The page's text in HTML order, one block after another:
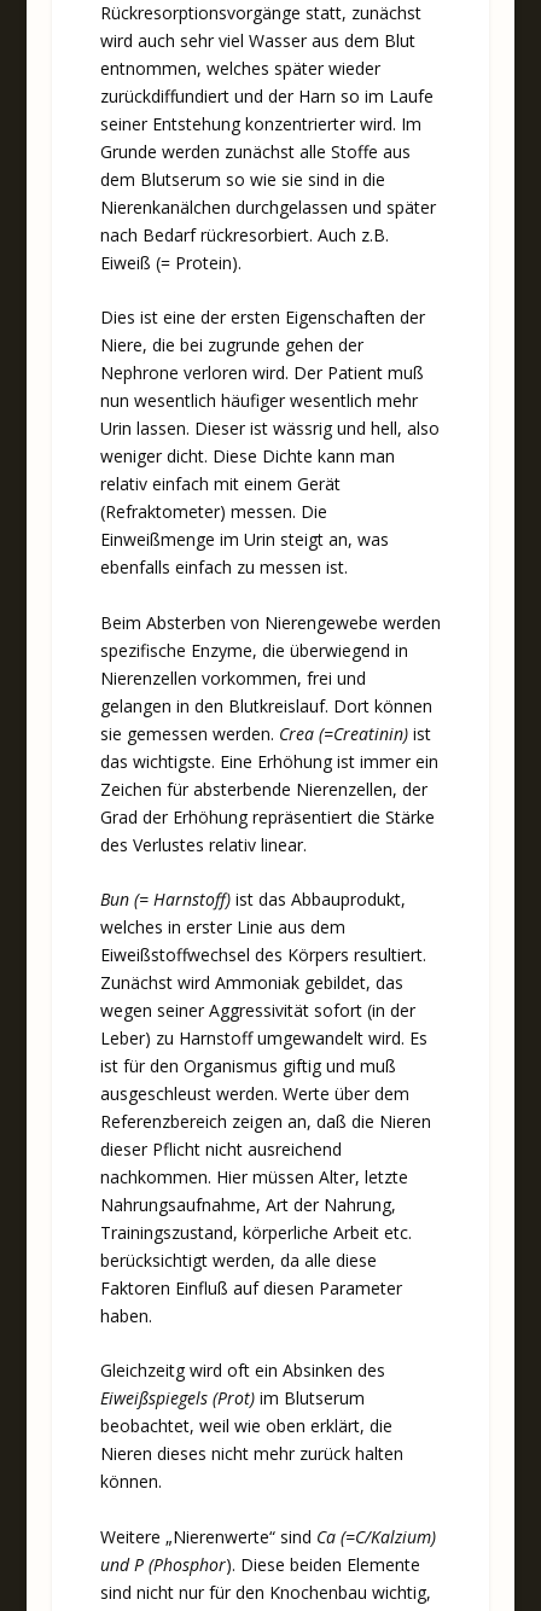
Rückresorptionsvorgänge statt, zunächst
wird auch sehr viel Wasser aus dem Blut
entnommen, welches später wieder
zurückdiffundiert und der Harn so im Laufe
seiner Entstehung konzentrierter wird. Im
Grunde werden zunächst alle Stoffe aus
dem Blutserum so wie sie sind in die
Nierenkanälchen durchgelassen und später
nach Bedarf rückresorbiert. Auch z.B.
Eiweiß (= Protein).
Dies ist eine der ersten Eigenschaften der
Niere, die bei zugrunde gehen der
Nephrone verloren wird. Der Patient muß
nun wesentlich häufiger wesentlich mehr
Urin lassen. Dieser ist wässrig und hell, also
weniger dicht. Diese Dichte kann man
relativ einfach mit einem Gerät
(Refraktometer) messen. Die
Einweißmenge im Urin steigt an, was
ebenfalls einfach zu messen ist.
Beim Absterben von Nierengewebe werden
spezifische Enzyme, die überwiegend in
Nierenzellen vorkommen, frei und
gelangen in den Blutkreislauf. Dort können
sie gemessen werden. Crea (=Creatinin)ist
das wichtigste. Eine Erhöhung ist immer ein
Zeichen für absterbende Nierenzellen, der
Grad der Erhöhung repräsentiert die Stärke
des Verlustes relativ linear.
Bun (= Harnstoff)ist das Abbauprodukt,
welches in erster Linie aus dem
Eiweißstoffwechsel des Körpers resultiert.
Zunächst wird Ammoniak gebildet, das
wegen seiner Aggressivität sofort (in der
Leber) zu Harnstoff umgewandelt wird. Es
ist für den Organismus giftig und muß
ausgeschleust werden. Werte über dem
Referenzbereich zeigen an, daß die Nieren
dieser Pflicht nicht ausreichend
nachkommen. Hier müssen Alter, letzte
Nahrungsaufnahme, Art der Nahrung,
Trainingszustand, körperliche Arbeit etc.
berücksichtigt werden, da alle diese
Faktoren Einfluß auf diesen Parameter
haben.
Gleichzeitg wird oft ein Absinken des
Eiweißspiegels (Prot)im Blutserum
beobachtet, weil wie oben erklärt, die
Nieren dieses nicht mehr zurück halten
können.
Weitere „Nierenwerte“ sind Ca (=C/Kalzium)
und P (Phosphor). Diese beiden Elemente
sind nicht nur für den Knochenbau wichtig,